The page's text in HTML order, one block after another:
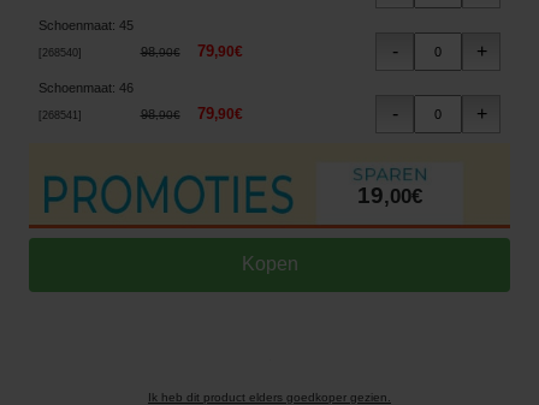
Schoenmaat: 45
268540] 98,90€ 79,90€
Schoenmaat: 46
268541 ] 98,90€ 79,90€
19,00€
Ik heb dit product elders goedkoper gezien.